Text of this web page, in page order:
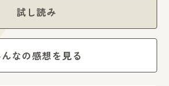
試し読み
なの感想を見る